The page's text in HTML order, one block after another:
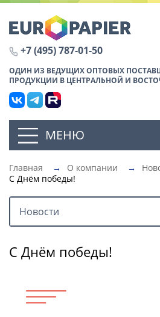
+7 (495) 787-01-50
ОДИН ИЗ ВЕДУЩИХ ОПТОВЫХ
ПРОДУКЦИИ В ЦЕНТРАЛЬНОЙ И
МЕНЮ
Главная → О компании →
С Днём победы!
Новости
С Днём победы!